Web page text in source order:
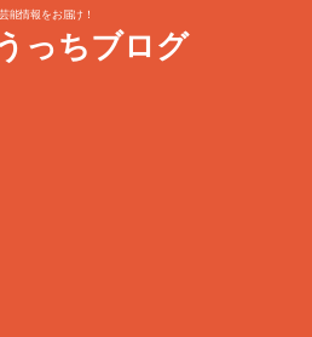
能情報をお届け！
っちブログ